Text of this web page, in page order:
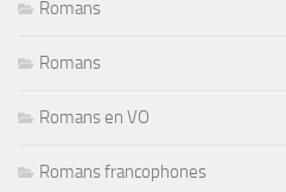
Romans
Romans
Romans en VO
Romans francophones